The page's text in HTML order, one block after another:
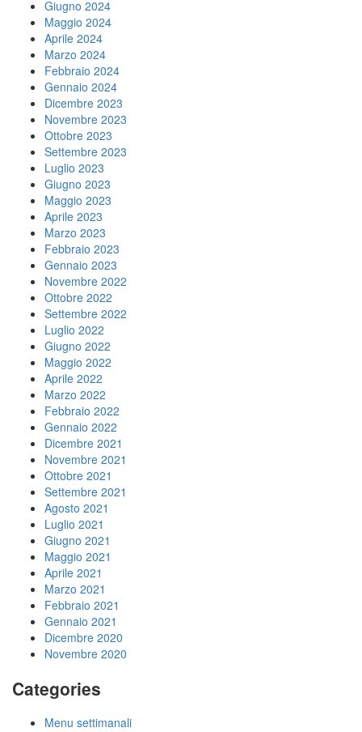
Giugno 2024
Maggio 2024
Aprile 2024
Marzo 2024
Febbraio 2024
Gennaio 2024
Dicembre 2023
Novembre 2023
Ottobre 2023
Settembre 2023
Luglio 2023
Giugno 2023
Maggio 2023
Aprile 2023
Marzo 2023
Febbraio 2023
Gennaio 2023
Novembre 2022
Ottobre 2022
Settembre 2022
Luglio 2022
Giugno 2022
Maggio 2022
Aprile 2022
Marzo 2022
Febbraio 2022
Gennaio 2022
Dicembre 2021
Novembre 2021
Ottobre 2021
Settembre 2021
Agosto 2021
Luglio 2021
Giugno 2021
Maggio 2021
Aprile 2021
Marzo 2021
Febbraio 2021
Gennaio 2021
Dicembre 2020
Novembre 2020
Categories
Menu settimanali